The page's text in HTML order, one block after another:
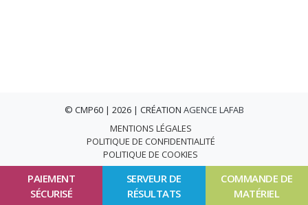
PAIEMENT
SÉCURISÉ
SERVEUR DE
RÉSULTATS
COMMANDE DE
MATÉRIEL
© CMP60 | 2026 | CRÉATION AGENCE LAFAB
MENTIONS LÉGALES
POLITIQUE DE CONFIDENTIALITÉ
POLITIQUE DE COOKIES